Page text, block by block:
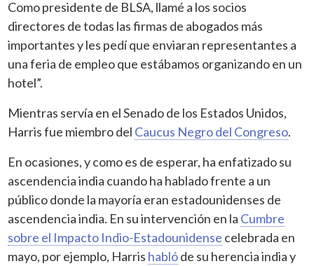
Como presidente de BLSA, llamé a los socios
directores de todas las firmas de abogados más
importantes y les pedí que enviaran representantes a
una feria de empleo que estábamos organizando en un
hotel”.
Mientras servía en el Senado de los Estados Unidos,
Harris fue miembro del Caucus Negro del Congreso.
En ocasiones, y como es de esperar, ha enfatizado su
ascendencia india cuando ha hablado frente a un
público donde la mayoría eran estadounidenses de
ascendencia india. En su intervención en la Cumbre
sobre el Impacto Indio-Estadounidense celebrada en
mayo, por ejemplo, Harris hablóde su herencia india y